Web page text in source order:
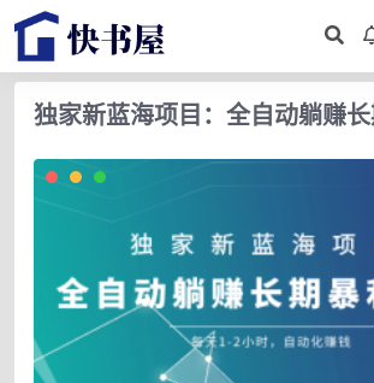
独家新蓝海项目：全自动躺赚